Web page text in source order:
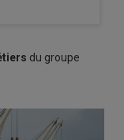
du groupe